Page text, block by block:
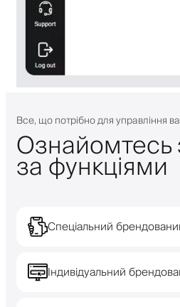
Все, що потрібно для управління
Ознайомтесь
за функціями
Спеціальний
Індивідуальний